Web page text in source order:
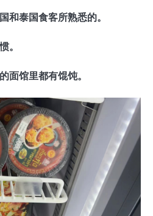
和泰国食客所熟悉的。
。
面馆里都有馄饨。